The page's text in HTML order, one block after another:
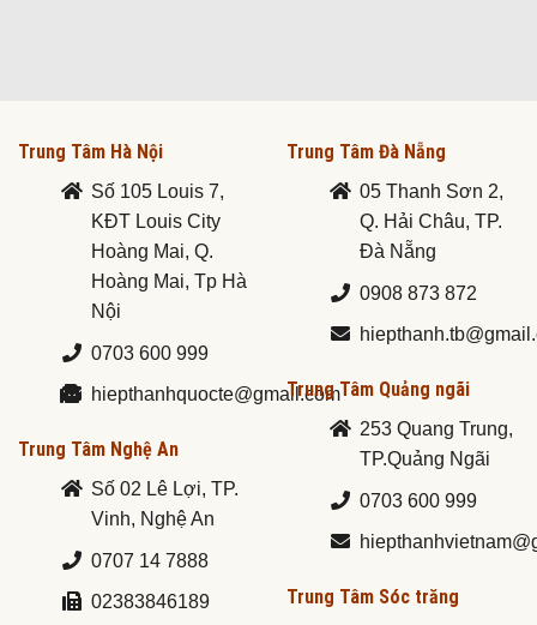
Trung Tâm Hà Nội
Số 105 Louis 7,
KĐT Louis City
Hoàng Mai, Q.
Hoàng Mai, Tp Hà
Nội
0703 600 999
hiepthanhquocte@gmail.com
Trung Tâm Nghệ An
Số 02 Lê Lợi, TP.
Vinh, Nghệ An
0707 14 7888
02383846189
Trung Tâm Đà Nẵng
05 Thanh Sơn 2,
Q. Hải Châu, TP.
Đà Nẵng
0908 873 872
Trung Tâm Quảng ngãi
253 Quang Trung,
TP.Quảng Ngãi
0703 600 999
Trung Tâm Sóc trăng